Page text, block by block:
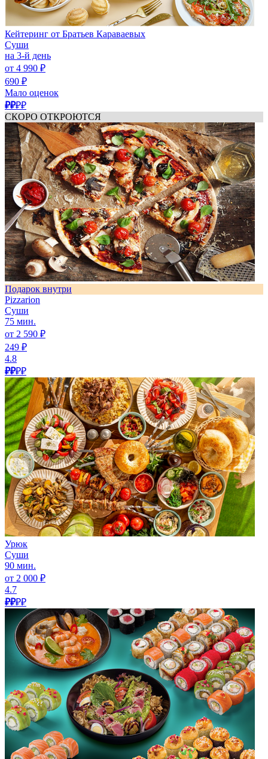
Кейтеринг от Братьев Караваевых
Суши
на 3-й день
от 4 990 ₽
690 ₽
Мало оценок
₽₽₽₽
СКОРО ОТКРОЮТСЯ
Подарок внутри
Pizzarion
Суши
75 мин.
от 2 590 ₽
249 ₽
4.8
₽₽₽₽
Урюк
Суши
90 мин.
от 2 000 ₽
4.7
₽₽₽₽